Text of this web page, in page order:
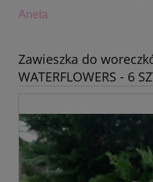
Aneta
Zawieszka do
WATERFLOWERS - 6